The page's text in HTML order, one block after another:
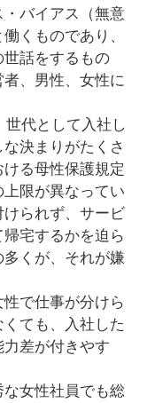
バイアス（無意
くものであり、
話をするもの
、男性、女性に
世代として入社し
決まりがたくさ
る母性保護規定
限が異なってい
られず、サービ
宅するかを迫ら
くが、それが嫌
で仕事が分けら
ても、入社した
差が付きやす
女性社員でも総